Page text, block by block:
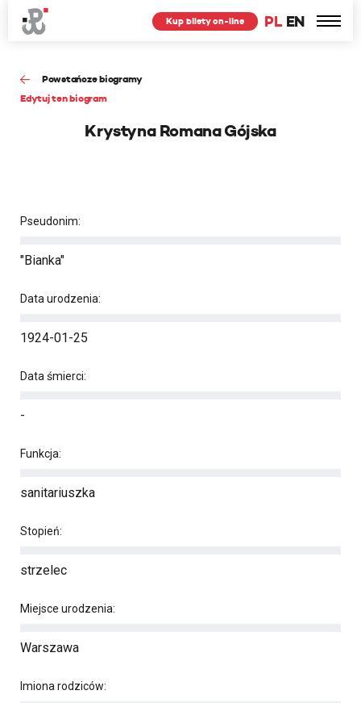
PL EN
Kup bilety on-line
Powstańcze biogramy
Edytuj ten biogram
Krystyna Romana Gójska
Pseudonim:
"Bianka"
Data urodzenia:
1924-01-25
Data śmierci:
-
Funkcja:
sanitariuszka
Stopień:
strzelec
Miejsce urodzenia:
Warszawa
Imiona rodziców: